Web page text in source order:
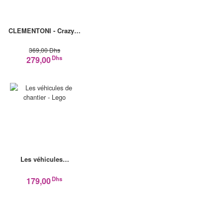
CLEMENTONI - Crazy…
369,00 Dhs
279,00Dhs
Les véhicules…
179,00Dhs